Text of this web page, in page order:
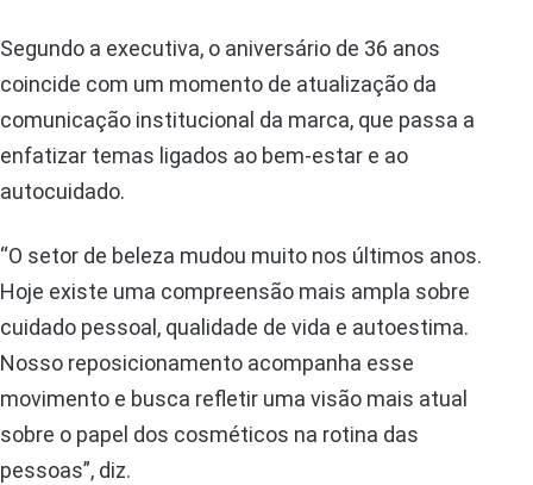
Segundo a executiva, o aniversário de 36 anos
coincide com um momento de atualização da
comunicação institucional da marca, que passa a
enfatizar temas ligados ao bem-estar e ao
autocuidado.
“O setor de beleza mudou muito nos últimos anos.
Hoje existe uma compreensão mais ampla sobre
cuidado pessoal, qualidade de vida e autoestima.
Nosso reposicionamento acompanha esse
movimento e busca refletir uma visão mais atual
sobre o papel dos cosméticos na rotina das
pessoas”, diz.